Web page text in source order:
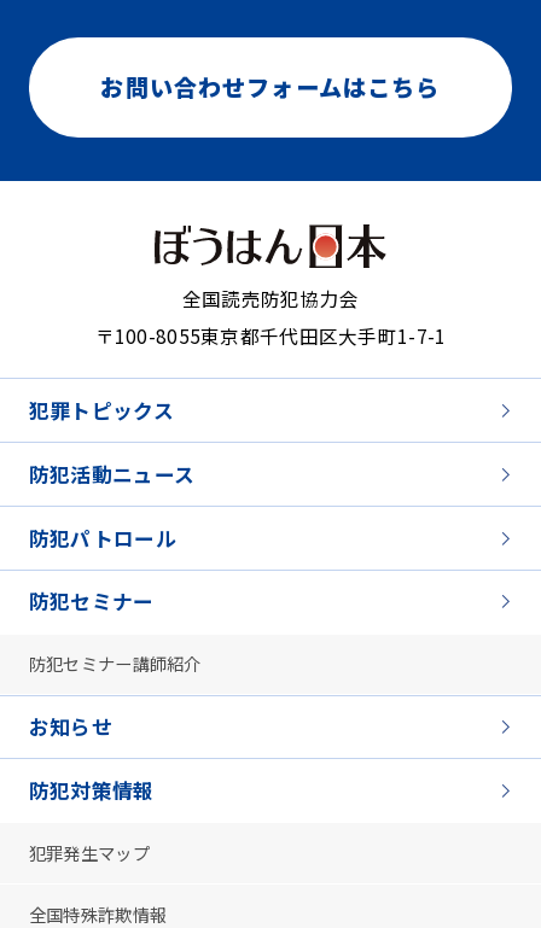
お問い合わせフォームはこちら
全国読売防犯協力会
〒100-8055東京都千代田区大手町1-7-1
犯罪トピックス
防犯活動ニュース
防犯パトロール
防犯セミナー
防犯セミナー講師紹介
お知らせ
防犯対策情報
犯罪発生マップ
全国特殊詐欺情報